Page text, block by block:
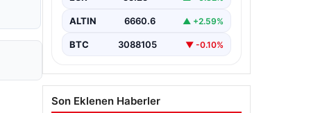
ALTIN 6660.6 ▲ +2.59%
BTC 3088105 ▼ -0.10%
Son Eklenen Haberler